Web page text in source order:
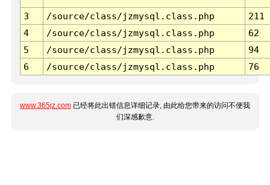
3 /source/class/jzmysql.class.php
211
4
/source/class/jzmysql.class.php
62
5
/source/class/jzmysql.class.php
94
6
/source/class/jzmysql.class.php 76
www.365jz.com 已经将此出错信息详细记录, 由此给您带来的访问不便我
们深感歉意.